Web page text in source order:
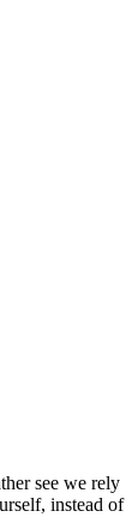
see we rely
instead of